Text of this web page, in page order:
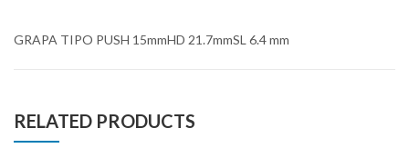
GRAPA TIPO PUSH 15mmHD 21.7mmSL 6.4 mm
RELATED PRODUCTS